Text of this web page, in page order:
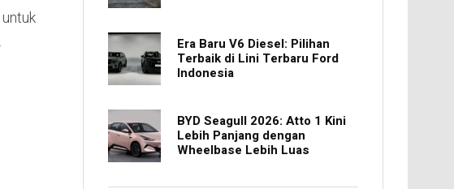
untuk
Era Baru V6 Diesel: Pilihan
Terbaik di Lini Terbaru Ford
Indonesia
BYD Seagull 2026: Atto 1 Kini
Lebih Panjang dengan
Wheelbase Lebih Luas